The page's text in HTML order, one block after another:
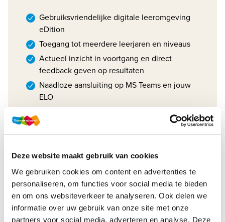
Deze website maakt gebruik van cookies
We gebruiken cookies om content en advertenties te
personaliseren, om functies voor social media te bieden
en om ons websiteverkeer te analyseren. Ook delen we
informatie over uw gebruik van onze site met onze
partners voor social media, adverteren en analyse. Deze
Gebruiksvriendelijke digitale leeromgeving
eDition
Toegang tot meerdere leerjaren en niveaus
Actueel inzicht in voortgang en direct
feedback geven op resultaten
Naadloze aansluiting op MS Teams en jouw
ELO
Volledig digitaal met Learnbeat
Eenvoudig arrangeren van hoofdstukken en
paragrafen
Mogelijkheid om eigen materiaal toe te